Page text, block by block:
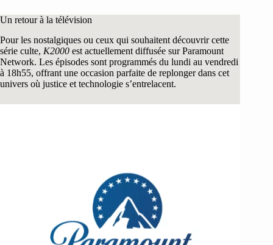
Un retour à la télévision
Pour les nostalgiques ou ceux qui souhaitent découvrir cette
série culte, K2000 est actuellement diffusée sur Paramount
Network. Les épisodes sont programmés du lundi au vendredi
à 18h55, offrant une occasion parfaite de replonger dans cet
univers où justice et technologie s’entrelacent.